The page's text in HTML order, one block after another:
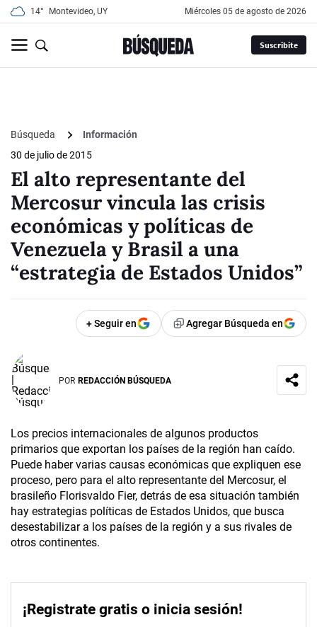
14° Montevideo, UY miércoles 05 de agosto de 2026
Suscribite
Búsqueda
Información
30 de julio de 2015
El alto representante del
Mercosur vincula las crisis
económicas y políticas de
Venezuela y Brasil a una
“estrategia de Estados Unidos”
+ Seguir en Agregar Búsqueda en
POR REDACCIÓN BÚSQUEDA
Los precios internacionales de algunos productos
primarios que exportan los países de la región han caído.
Puede haber varias causas económicas que expliquen ese
proceso, pero para el alto representante del Mercosur, el
brasileño Florisvaldo Fier, detrás de esa situación también
hay estrategias políticas de Estados Unidos, que busca
desestabilizar a los países de la región y a sus rivales de
otros continentes.
¡Registrate gratis o inicia sesión!